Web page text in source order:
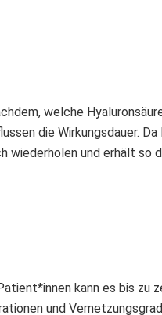
welche
die Wirkungsdauer. Da
wiederholen und erhält so
kann es bis zu
und